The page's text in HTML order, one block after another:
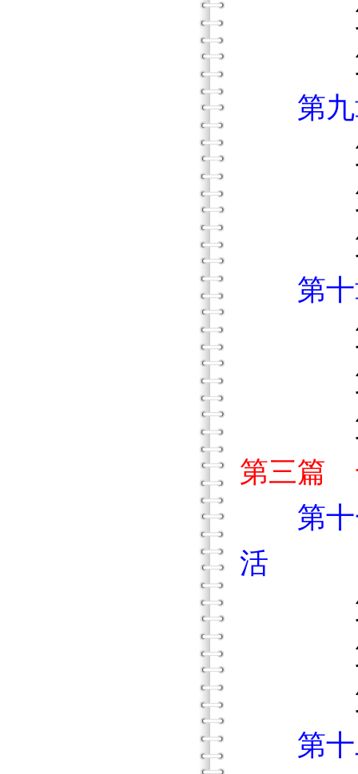
第二
第三
第
第一
第二
第三
第
第一
第二
第三
第三篇
第
活
第一
第二
第三
第